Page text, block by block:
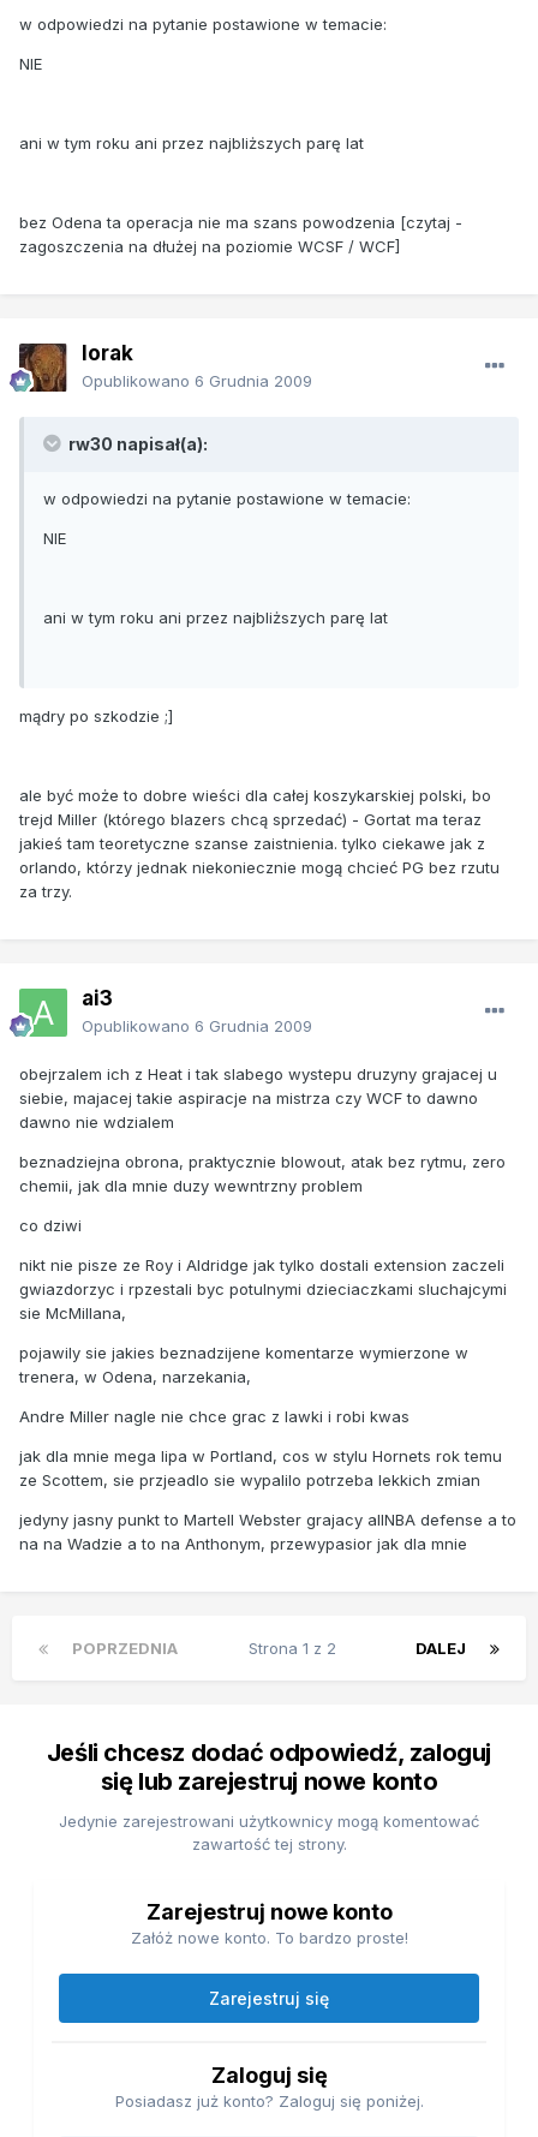
w odpowiedzi na pytanie postawione w temacie:
NIE
ani w tym roku ani przez najbliższych parę lat
bez Odena ta operacja nie ma szans powodzenia [czytaj -
zagoszczenia na dłużej na poziomie WCSF / WCF]
lorak
Opublikowano 6 Grudnia 2009
rw30 napisał(a):
w odpowiedzi na pytanie postawione w temacie:
NIE
ani w tym roku ani przez najbliższych parę lat
mądry po szkodzie ;]
ale być może to dobre wieści dla całej koszykarskiej polski, bo
trejd Miller (którego blazers chcą sprzedać) - Gortat ma teraz
jakieś tam teoretyczne szanse zaistnienia. tylko ciekawe jak z
orlando, którzy jednak niekoniecznie mogą chcieć PG bez rzutu
za trzy.
ai3
Opublikowano 6 Grudnia 2009
obejrzalem ich z Heat i tak slabego wystepu druzyny grajacej u
siebie, majacej takie aspiracje na mistrza czy WCF to dawno
dawno nie wdzialem
beznadziejna obrona, praktycznie blowout, atak bez rytmu, zero
chemii, jak dla mnie duzy wewntrzny problem
co dziwi
nikt nie pisze ze Roy i Aldridge jak tylko dostali extension zaczeli
gwiazdorzyc i rpzestali byc potulnymi dzieciaczkami sluchajcymi
sie McMillana,
pojawily sie jakies beznadzijene komentarze wymierzone w
trenera, w Odena, narzekania,
Andre Miller nagle nie chce grac z lawki i robi kwas
jak dla mnie mega lipa w Portland, cos w stylu Hornets rok temu
ze Scottem, sie przjeadlo sie wypalilo potrzeba lekkich zmian
jedyny jasny punkt to Martell Webster grajacy allNBA defense a to
na na Wadzie a to na Anthonym, przewypasior jak dla mnie
POPRZEDNIA DALEJ
Strona 1 z 2
Jeśli chcesz dodać odpowiedź, zaloguj
się lub zarejestruj nowe konto
Jedynie zarejestrowani użytkownicy mogą komentować
zawartość tej strony.
Zarejestruj nowe konto
Załóż nowe konto. To bardzo proste!
Zarejestruj się
Zaloguj się
Posiadasz już konto? Zaloguj się poniżej.